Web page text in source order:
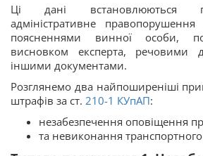
Ці дані встановлюються
адміністративне
поясненнями винної особи,
висновком експерта, речовими
іншими документами.
Розглянемо два найпоширеніші
штрафів за ст. 210-1 КУпАП:
незабезпечення оповіщення
та невиконання транспортного